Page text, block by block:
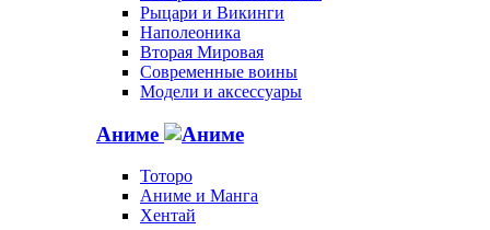
Рыцари и Викинги
Наполеоника
Вторая Мировая
Современные воины
Модели и аксессуары
Аниме
Тоторо
Аниме и Манга
Хентай